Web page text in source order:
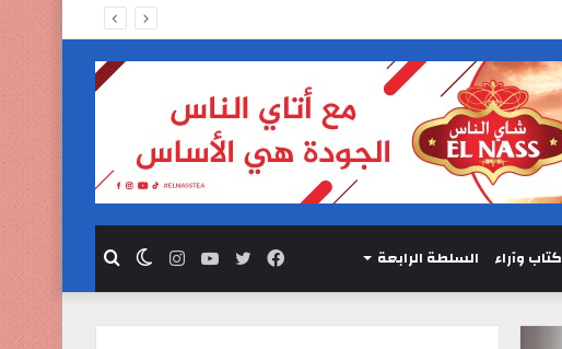
كتاب وآراء السلطة الرابعة
عن
الوضع
المظلم
انستقرام يوتيوب تويتر
فيسبوك